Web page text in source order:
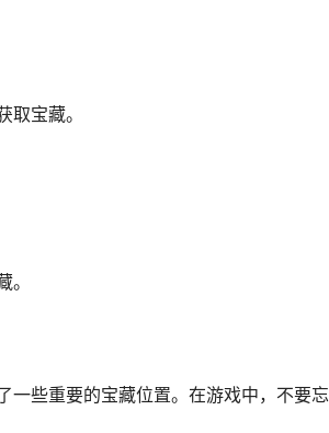
宝藏。
一些重要的宝藏位置。在游戏中，不要忘